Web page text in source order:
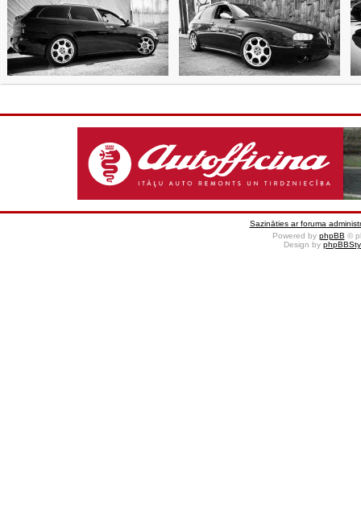
Sazināties ar foruma
Powered by phpBB ©
Design by